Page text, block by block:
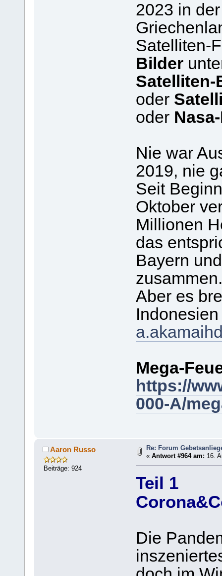
2023 in
Satelliten-
Bilder
Satelliten-
oder
oder
Nie war
2019, nie
Seit
Oktober
Millionen
das
Bayern
zusammen.
Aber es
Mega-
https://
000-A/
Aaron Russo
Beiträge: 924
Re: Forum
«Antwort #964 am: 16.
Teil 1
Die